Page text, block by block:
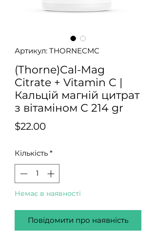
Артикул: THORNECMC
(Thorne)Cal-Mag
Citrate + Vitamin C |
Кальцій магній цитрат
з вітаміном С 214 gr
$22.00Ціна
Кількість *
Немає в наявності
Повідомити про наявність